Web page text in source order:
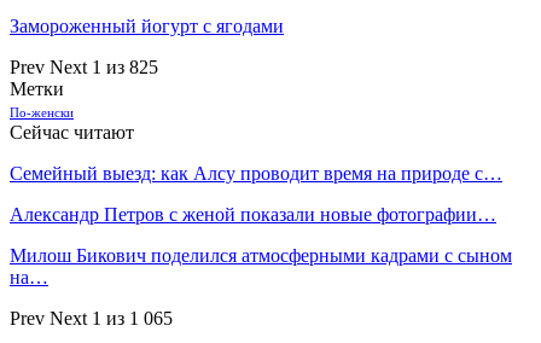
Замороженный йогурт с ягодами
Prev Next 1 из 825
Метки
По-женски
Сейчас читают
Семейный выезд: как Алсу проводит время на природе с…
Александр Петров с женой показали новые фотографии…
Милош Бикович поделился атмосферными кадрами с сыном
на…
Prev Next 1 из 1 065